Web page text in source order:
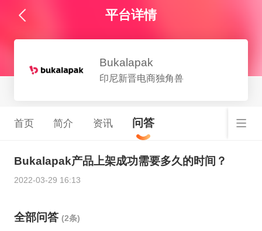
平台详情
Bukalapak
印尼新晋电商独角兽
首页 简介 资讯 问答
Bukalapak产品上架成功需要多久的时间？
2022-03-29 16:13
全部问答 (2条)